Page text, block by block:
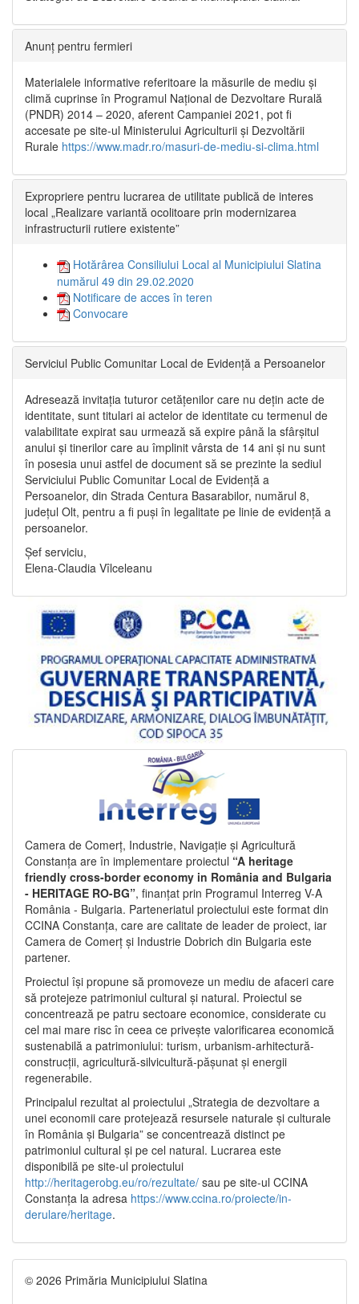
Anunț pentru fermieri
Materialele informative referitoare la măsurile de mediu și
climă cuprinse în Programul Național de Dezvoltare Rurală
(PNDR) 2014 – 2020, aferent Campaniei 2021, pot fi
accesate pe site-ul Ministerului Agriculturii și Dezvoltării
Rurale https://www.madr.ro/masuri-de-mediu-si-clima.html
Expropriere pentru lucrarea de utilitate publică de interes
local „Realizare variantă ocolitoare prin modernizarea
infrastructurii rutiere existente”
Hotărârea Consiliului Local al Municipiului Slatina
numărul 49 din 29.02.2020
Notificare de acces în teren
Convocare
Serviciul Public Comunitar Local de Evidență a Persoanelor
Adresează invitația tuturor cetățenilor care nu dețin acte de
identitate, sunt titulari ai actelor de identitate cu termenul de
valabilitate expirat sau urmează să expire până la sfârșitul
anului și tinerilor care au împlinit vârsta de 14 ani și nu sunt
în posesia unui astfel de document să se prezinte la sediul
Serviciului Public Comunitar Local de Evidență a
Persoanelor, din Strada Centura Basarabilor, numărul 8,
județul Olt, pentru a fi puși în legalitate pe linie de evidență a
persoanelor.
Șef serviciu,
Elena-Claudia Vîlceleanu
Camera de Comerț, Industrie, Navigație și Agricultură
Constanța are în implementare proiectul “A heritage
friendly cross-border economy in România and Bulgaria
- HERITAGE RO-BG”, finanțat prin Programul Interreg V-A
România - Bulgaria. Parteneriatul proiectului este format din
CCINA Constanța, care are calitate de leader de proiect, iar
Camera de Comerț și Industrie Dobrich din Bulgaria este
partener.
Proiectul își propune să promoveze un mediu de afaceri care
să protejeze patrimoniul cultural și natural. Proiectul se
concentrează pe patru sectoare economice, considerate cu
cel mai mare risc în ceea ce privește valorificarea economică
sustenabilă a patrimoniului: turism, urbanism-arhitectură-
construcții, agricultură-silvicultură-pășunat și energii
regenerabile.
Principalul rezultat al proiectului „Strategia de dezvoltare a
unei economii care protejează resursele naturale și culturale
în România și Bulgaria” se concentrează distinct pe
patrimoniul cultural și pe cel natural. Lucrarea este
disponibilă pe site-ul proiectului
http://heritagerobg.eu/ro/rezultate/ sau pe site-ul CCINA
Constanța la adresa https://www.ccina.ro/proiecte/in-
derulare/heritage.
© 2026 Primăria Municipiului Slatina